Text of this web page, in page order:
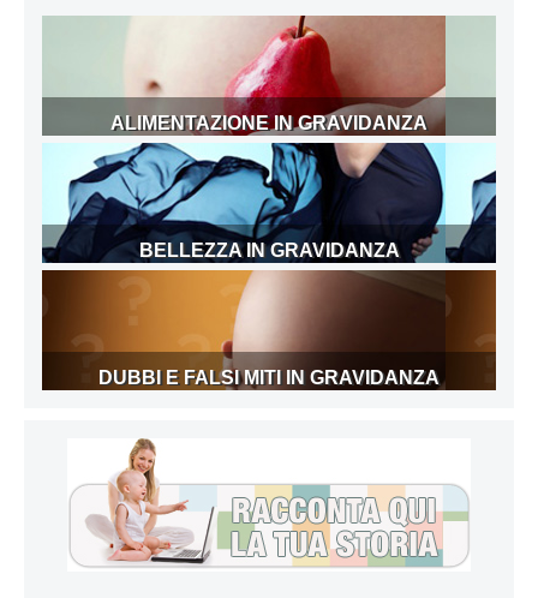
ALIMENTAZIONE IN GRAVIDANZA
BELLEZZA IN GRAVIDANZA
DUBBI E FALSI MITI IN GRAVIDANZA